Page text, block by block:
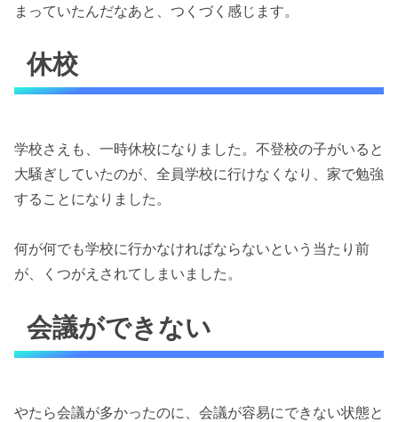
まっていたんだなあと、つくづく感じます。
休校
学校さえも、一時休校になりました。不登校の子がいると
大騒ぎしていたのが、全員学校に行けなくなり、家で勉強
することになりました。
何が何でも学校に行かなければならないという当たり前
が、くつがえされてしまいました。
会議ができない
やたら会議が多かったのに、会議が容易にできない状態と